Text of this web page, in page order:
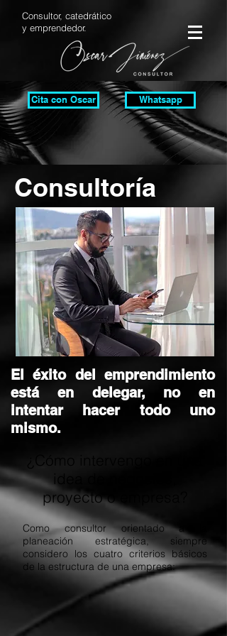
Cita con Oscar Whatsapp
Consultor, catedrático
y emprendedor.
Consultoría
El éxito del emprendimiento
está en delegar, no en
intentar hacer todo uno
mismo.
proyecto o empresa?
Como consultor orientado a la
planeación estratégica, siempre
considero los cuatro criterios básicos
de la estructura de una empresa: